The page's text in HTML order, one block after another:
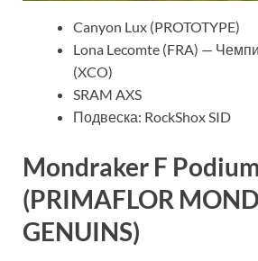
Canyon Lux (PROTOTYPE)
Lona Lecomte (FRA) —
(XCO)
SRAM AXS
Подвеска: RockShox SID
Mondraker F Podium
(PRIMAFLOR
GENUINS)